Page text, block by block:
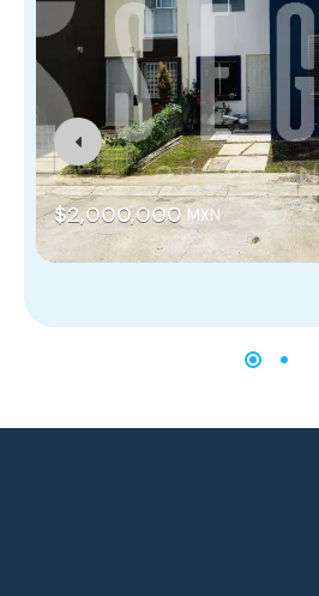
$2,000,000 MXN